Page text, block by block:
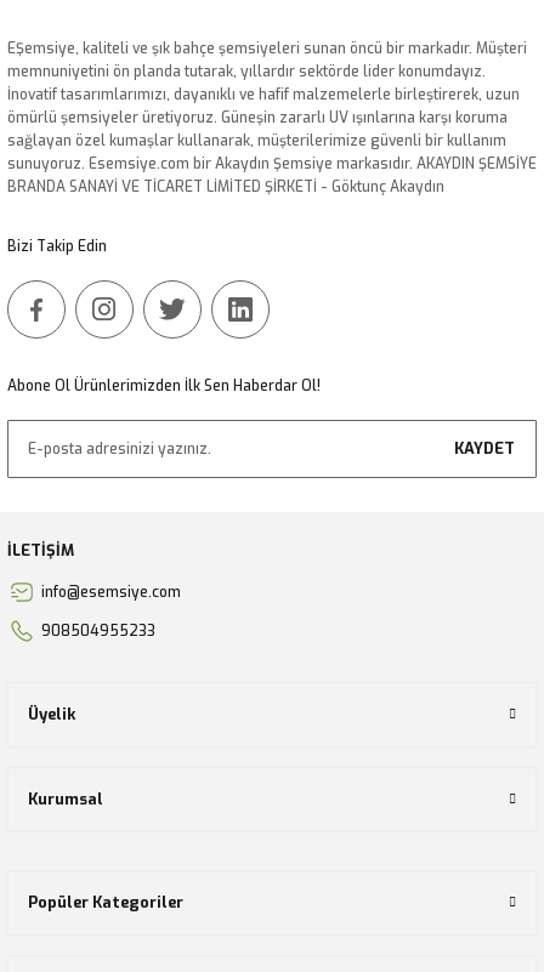
EŞemsiye, kaliteli ve şık bahçe şemsiyeleri sunan öncü bir markadır. Müşteri
memnuniyetini ön planda tutarak, yıllardır sektörde lider konumdayız.
İnovatif tasarımlarımızı, dayanıklı ve hafif malzemelerle birleştirerek, uzun
ömürlü şemsiyeler üretiyoruz. Güneşin zararlı UV ışınlarına karşı koruma
sağlayan özel kumaşlar kullanarak, müşterilerimize güvenli bir kullanım
sunuyoruz. Esemsiye.com bir Akaydın Şemsiye markasıdır. AKAYDIN ŞEMSİYE
BRANDA SANAYİ VE TİCARET LİMİTED ŞİRKETİ - Göktunç Akaydın
Bizi Takip Edin
Abone Ol Ürünlerimizden İlk Sen Haberdar Ol!
KAYDET
İLETİŞİM
info@esemsiye.com
908504955233
Üyelik
Kurumsal
Popüler Kategoriler